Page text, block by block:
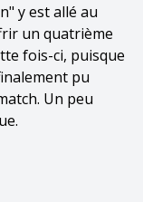
y est allé au
un quatrième
fois-ci, puisque
pu
Un peu